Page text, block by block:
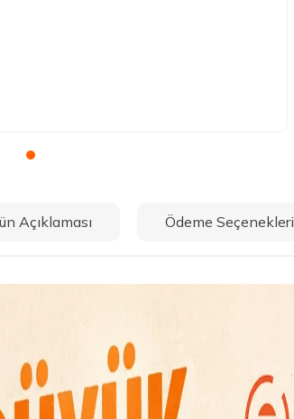
Açıklaması Ödeme Seçenekleri